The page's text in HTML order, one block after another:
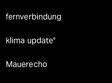
fernverbindung
klima update°
Mauerecho